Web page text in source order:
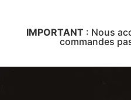
IMPORTANT : Nous
commandes